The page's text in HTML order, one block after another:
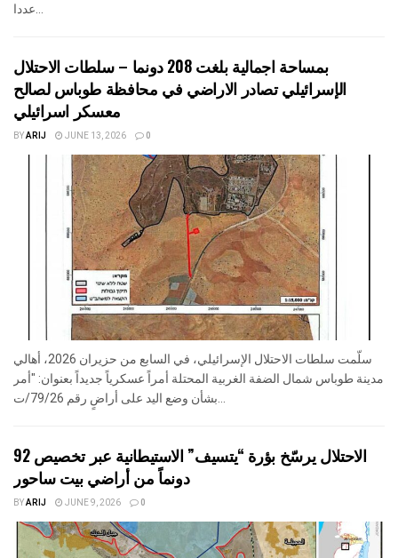
بمساحة اجمالية بلغت 208 دونما – سلطات الاحتلال
الإسرائيلي تصادر الاراضي في محافظة طوباس لصالح
معسكر اسرائيلي
BYARIJ JUNE 13, 2026 0
سلّمت سلطات الاحتلال الإسرائيلي، في السابع من حزيران 2026، أهالي
مدينة طوباس شمال الضفة الغربية المحتلة أمراً عسكرياً جديداً بعنوان: "أمر
الاحتلال يرسّخ بؤرة “يتسيف” الاستيطانية عبر تخصيص 92
دونماً من أراضي بيت ساحور
BYARIJ JUNE 9, 2026 0